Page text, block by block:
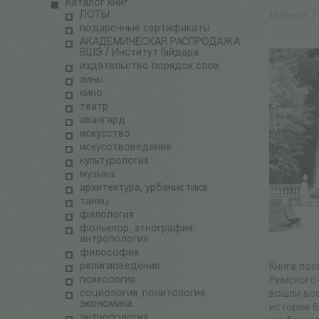
Каталог книг
ЛОТЫ
подарочные сертификаты
АКАДЕМИЧЕСКАЯ РАСПРОДАЖА
ВШЭ / Институт Гайдара
издательство порядок слов
зины
кино
театр
авангард
искусство
искусствоведение
культурология
музыка
архитектура, урбанистика
танец
филология
фольклор, этнография,
антропология
философия
религиоведение
психология
социология, политология,
экономика
Книга
вошли
истории